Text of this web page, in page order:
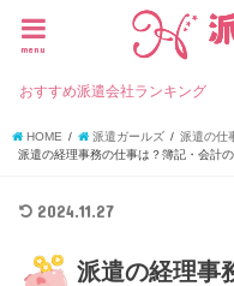
menu
おすすめ派遣会社ランキング
HOME 派遣ガールズ
派遣の仕
派遣の経理事務の仕事は？簿記・会計
2024.11.27
派遣の経理事